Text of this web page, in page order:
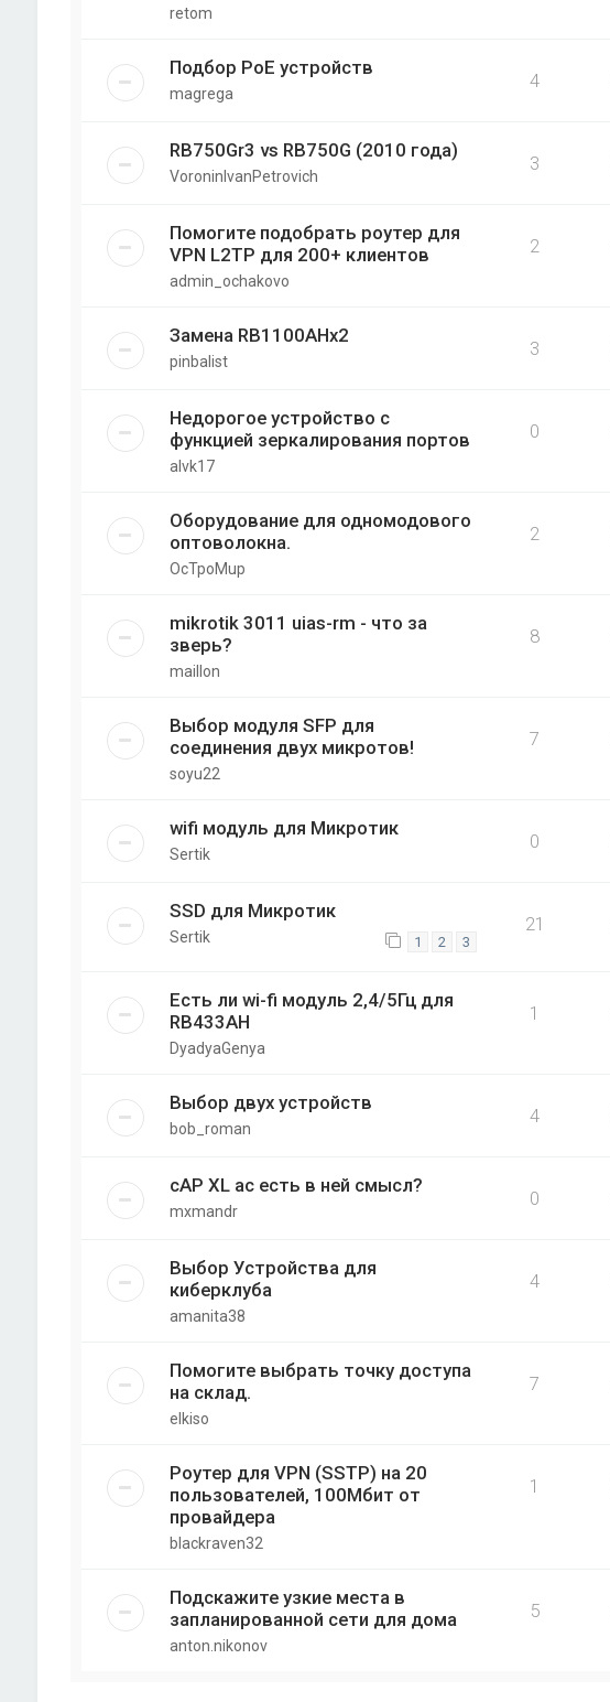
retom
Подбор PoE устройств
magrega
4
RB750Gr3 vs RB750G (2010 года)
VoroninIvanPetrovich
3
Помогите подобрать роутер для
VPN L2TP для 200+ клиентов
admin_ochakovo
2
Замена RB1100AHx2
pinbalist
3
Недорогое устройство с
функцией зеркалирования портов
alvk17
0
Оборудование для одномодового
оптоволокна.
OcTpoMup
2
mikrotik 3011 uias-rm - что за
зверь?
maillon
8
Выбор модуля SFP для
соединения двух микротов!
soyu22
7
wifi модуль для Микротик
Sertik
0
SSD для Микротик
Sertik 1 2 3
21
Есть ли wi-fi модуль 2,4/5Гц для
RB433AH
DyadyaGenya
1
Выбор двух устройств
bob_roman
4
cAP XL ac есть в ней смысл?
mxmandr
0
Выбор Устройства для
киберклуба
amanita38
4
Помогите выбрать точку доступа
на склад.
elkiso
7
Роутер для VPN (SSTP) на 20
пользователей, 100Мбит от
провайдера
blackraven32
1
Подскажите узкие места в
запланированной сети для дома
anton.nikonov
5